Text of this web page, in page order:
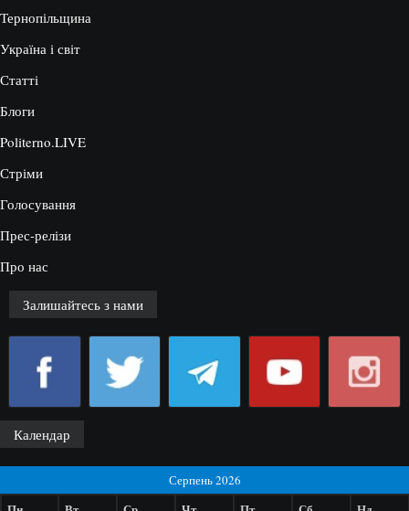
Тернопільщина
Україна і світ
Статті
Блоги
Politerno.LIVE
Стріми
Голосування
Прес-релізи
Про нас
Залишайтесь з нами
Календар
Серпень 2026